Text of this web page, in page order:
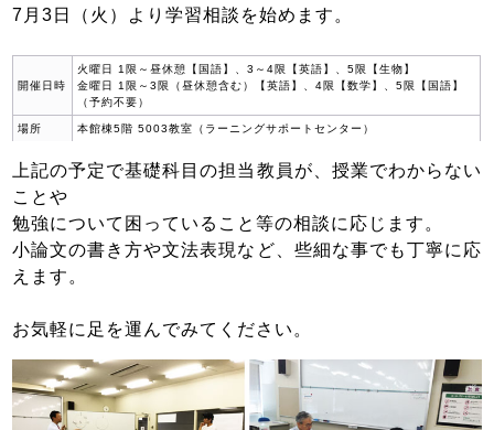
7月3日（火）より学習相談を始めます。
開催日時
火曜日 1限～昼休憩【国語】、3～4限【英語】、5限【生物】
金曜日 1限～3限（昼休憩含む）【英語】、4限【数学】、5限【国語】
（予約不要）
場所 本館棟5階 5003教室（ラーニングサポートセンター）
上記の予定で基礎科目の担当教員が、授業でわからない
ことや
勉強について困っていること等の相談に応じます。
小論文の書き方や文法表現など、些細な事でも丁寧に応
えます。
お気軽に足を運んでみてください。